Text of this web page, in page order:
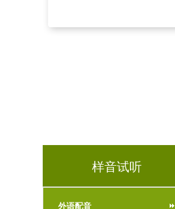
样音试听
外语配音